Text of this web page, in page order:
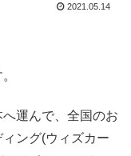
2021.05.14
運んで、全国のお
ング(ウィズカー